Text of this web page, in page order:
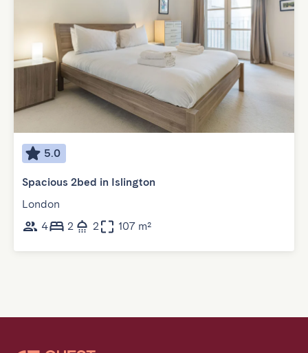
5.0
Spacious 2bed in Islington
London
4
2 2 107 m²